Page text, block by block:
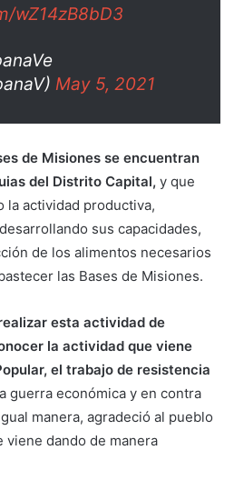
wZ14zB8bD3
May 5, 2021
de Misiones se encuentran
del Distrito Capital, y que
la actividad productiva,
sus capacidades,
de los alimentos necesarios
las Bases de Misiones.
esta actividad de
la actividad que viene
el trabajo de resistencia
guerra económica y en contra
manera, agradeció al pueblo
viene dando de manera